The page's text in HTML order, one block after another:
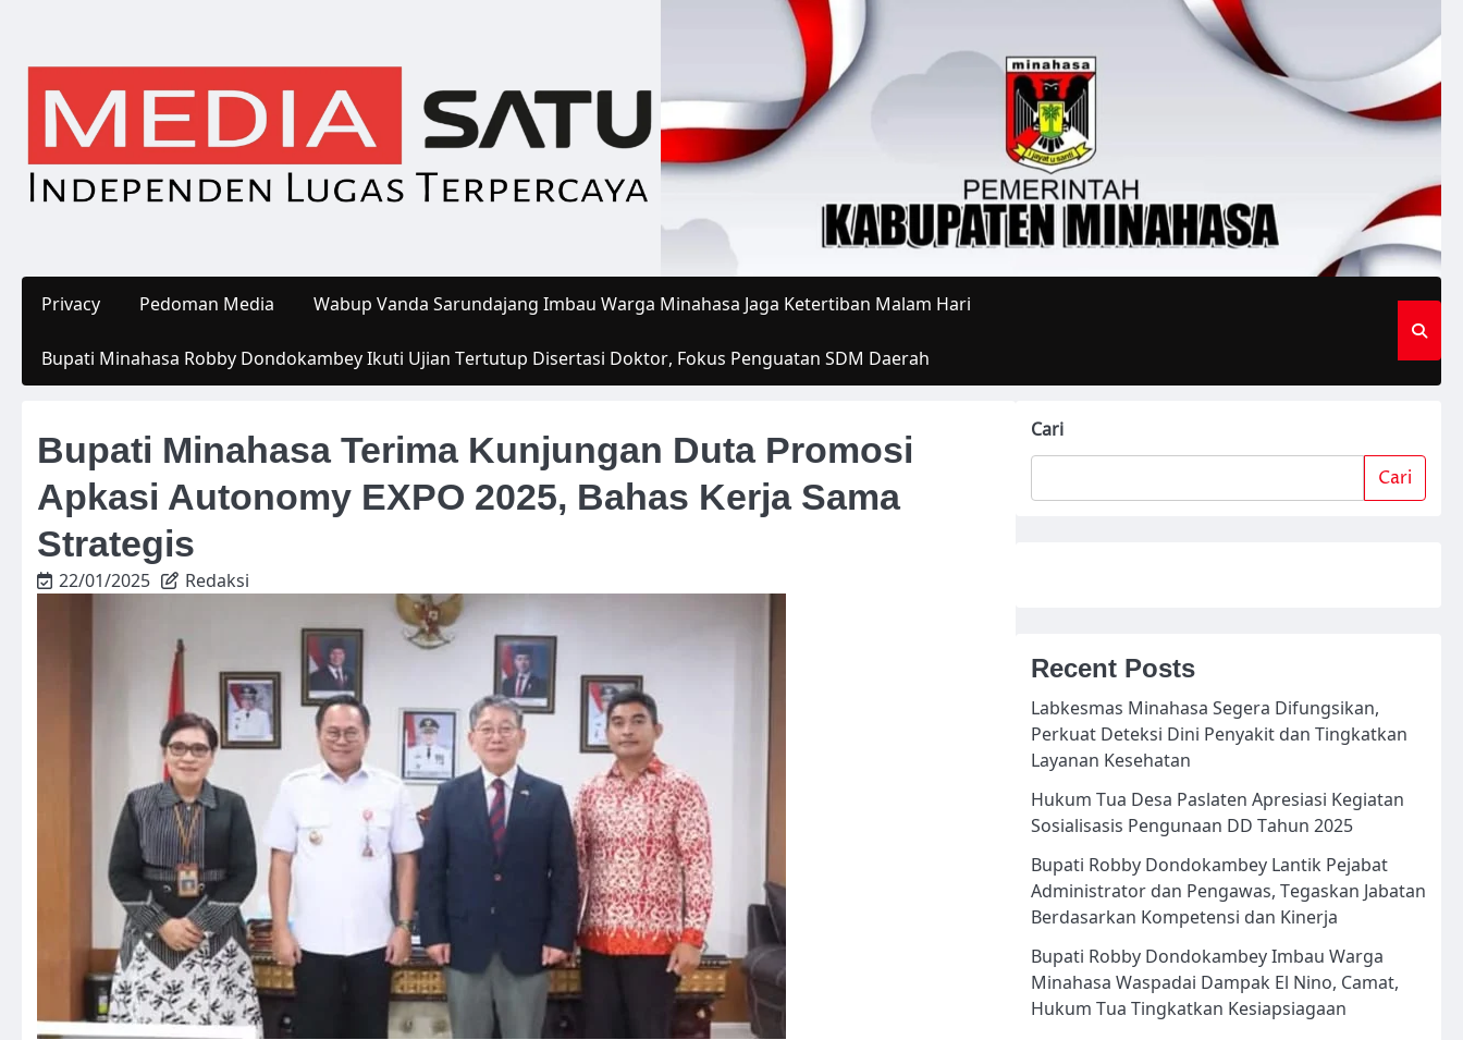
content
Privacy Pedoman Media Wabup Vanda Sarundajang Imbau Warga Minahasa Jaga Ketertiban Malam Hari
Bupati Minahasa Robby Dondokambey Ikuti Ujian Tertutup Disertasi Doktor, Fokus Penguatan SDM Daerah
Bupati Minahasa Terima Kunjungan Duta Promosi
Apkasi Autonomy EXPO 2025, Bahas Kerja Sama
Strategis
22/01/2025 Redaksi
Cari
Cari
Recent Posts
Labkesmas Minahasa Segera Difungsikan,
Perkuat Deteksi Dini Penyakit dan Tingkatkan
Layanan Kesehatan
Hukum Tua Desa Paslaten Apresiasi Kegiatan
Sosialisasis Pengunaan DD Tahun 2025
Bupati Robby Dondokambey Lantik Pejabat
Administrator dan Pengawas, Tegaskan Jabatan
Berdasarkan Kompetensi dan Kinerja
Bupati Robby Dondokambey Imbau Warga
Minahasa Waspadai Dampak El Nino, Camat,
Hukum Tua Tingkatkan Kesiapsiagaan